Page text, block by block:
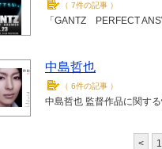
（ 7件の記事 ）
「GANTZ PERFECT
中島哲也
（ 6件の記事 ）
中島哲也 監督作品に関する
< 1